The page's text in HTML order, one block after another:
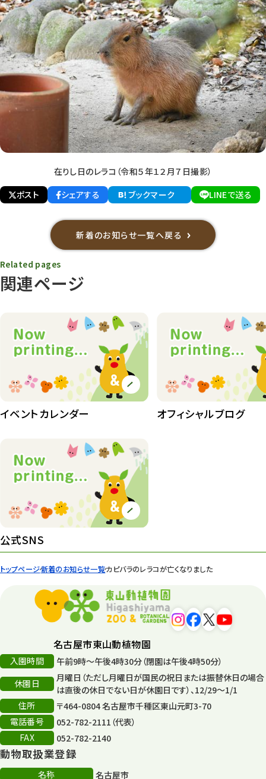
トップページ新着のお知らせ一覧カピバラのレラコが亡くなりました
在りし日のレラコ（令和５年１２月７日撮影）
ポスト
シェアする ブックマーク LINEで送る
新着のお知らせ一覧へ戻る
関連ページ
Related pages
イベントカレンダー オフィシャルブログ
公式SNS
名古屋市東山動植物園
入園時間
午前9時～午後4時30分（閉園は午後4時50分）
休園日
月曜日（ただし月曜日が国民の祝日または振替休日の場合
は直後の休日でない日が休園日です）、12/29～1/1
住所
〒464-0804 名古屋市千種区東山元町3-70
電話番号
052-782-2111（代表）
FAX
052-782-2140
動物取扱業登録
名称 名古屋市